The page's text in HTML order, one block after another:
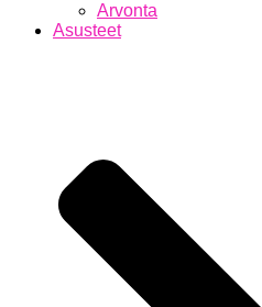
Arvonta
Asusteet